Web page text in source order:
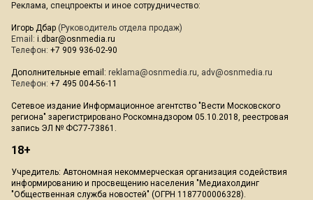
Реклама, спецпроекты и иное сотрудничество:
Игорь Дбар (Руководитель отдела продаж)
Email: i.dbar@osnmedia.ru
Телефон: +7 909 936-02-90
Дополнительные email: reklama@osnmedia.ru, adv@osnmedia.ru
Телефон: +7 495 004-56-11
Сетевое издание Информационное агентство "Вести Московского
региона" зарегистрировано Роскомнадзором 05.10.2018, реестровая
запись ЭЛ № ФС77-73861.
18+
Учредитель: Автономная некоммерческая организация содействия
информированию и просвещению населения "Медиахолдинг
"Общественная служба новостей" (ОГРН 1187700006328).